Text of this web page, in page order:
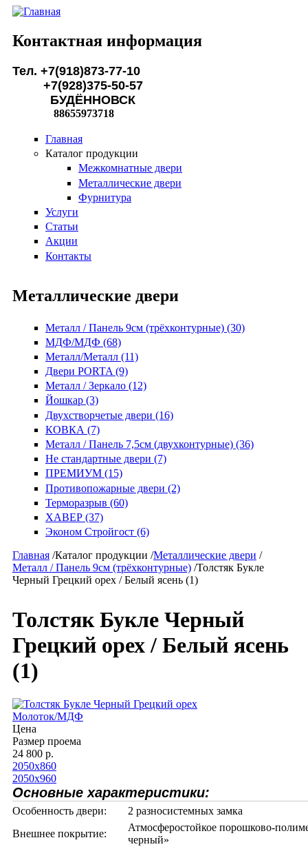
Перейти к основному содержанию
Контактная информация
Тел. +7(918)873-77-10
+7(928)375-50-57
БУДЁННОВСК
88655973718
Главная
Каталог продукции
Межкомнатные двери
Металлические двери
Фурнитура
Услуги
Статьи
Акции
Контакты
Металлические двери
Металл / Панель 9см (трёхконтурные) (30)
МДФ/МДФ (68)
Металл/Металл (11)
Двери PORTA (9)
Металл / Зеркало (12)
Йошкар (3)
Двухстворчетые двери (16)
КОВКА (7)
Металл / Панель 7,5см (двухконтурные) (36)
Не стандартные двери (7)
ПРЕМИУМ (15)
Противопожарные двери (2)
Терморазрыв (60)
ХАВЕР (37)
Эконом Стройгост (6)
Главная /Каталог продукции /Металлические двери /
Металл / Панель 9см (трёхконтурные) /Толстяк Букле
Черный Грецкий орех / Белый ясень (1)
Толстяк Букле Черный
Грецкий орех / Белый ясень
(1)
Молоток/МДФ
Цена
Размер проема
24 800 р.
2050х860
2050х960
Основные характеристики:
Особенность двери:
2 разносистемных замка
Внешнее покрытие:
Атмосферостойкое порошково-
черный»